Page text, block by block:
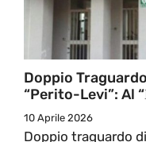
Doppio
“Perito-Levi”: Al
10 Aprile 2026
Doppio traguardo